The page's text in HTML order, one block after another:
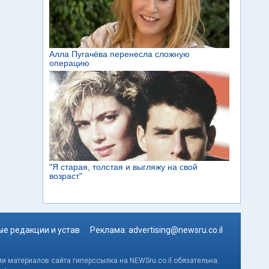
редакции и устав Реклама: advertising@newsru.co.il
сайта гиперссылка на NEWSru.co.il обязательна.